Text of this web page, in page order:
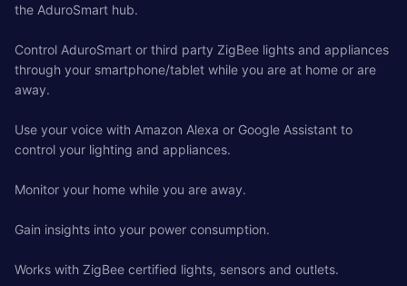
the AduroSmart hub.
Control AduroSmart or third party ZigBee lights and appliances
through your smartphone/tablet while you are at home or are
away.
Use your voice with Amazon Alexa or Google Assistant to
control your lighting and appliances.
Monitor your home while you are away.
Gain insights into your power consumption.
Works with ZigBee certified lights, sensors and outlets.